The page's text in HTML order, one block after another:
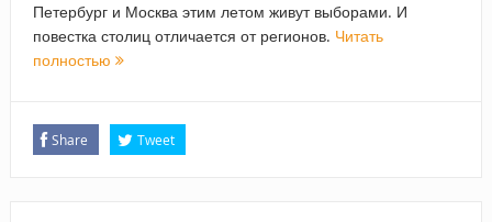
Петербург и Москва этим летом живут выборами. И
повестка столиц отличается от регионов. Читать
полностью
Share Tweet